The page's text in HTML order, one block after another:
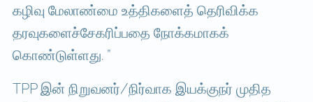
கழிவு மேலாண்மை உத்திகளைத் தெரிவிக்க
தரவுகளைச்சேகரிப்பதை நோக்கமாகக்
கொண்டுள்ளது. ”
TPP இன் நிறுவனர்/நிர்வாக இயக்குநர் முதித